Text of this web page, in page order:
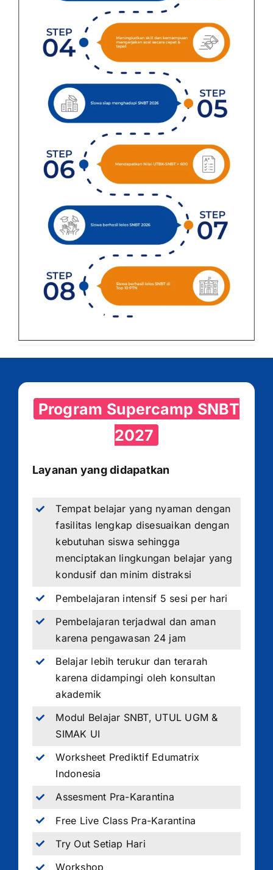
Program Supercamp SNBT
2027
Layanan yang didapatkan
Tempat belajar yang nyaman dengan
fasilitas lengkap disesuaikan dengan
kebutuhan siswa sehingga
menciptakan lingkungan belajar yang
kondusif dan minim distraksi
Pembelajaran intensif 5 sesi per hari
Pembelajaran terjadwal dan aman
karena pengawasan 24 jam
Belajar lebih terukur dan terarah
karena didampingi oleh konsultan
akademik
Modul Belajar SNBT, UTUL UGM &
SIMAK UI
Worksheet Prediktif Edumatrix
Indonesia
Assesment Pra-Karantina
Free Live Class Pra-Karantina
Try Out Setiap Hari
Workshop